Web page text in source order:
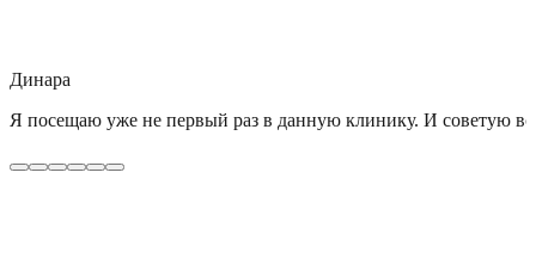
Динара
Я посещаю уже не первый раз в данную клинику. И советую